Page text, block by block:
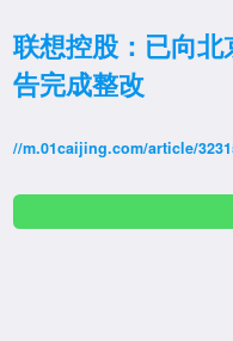
联想控股：已向
告完成整改
//m.01caijing.com/article/